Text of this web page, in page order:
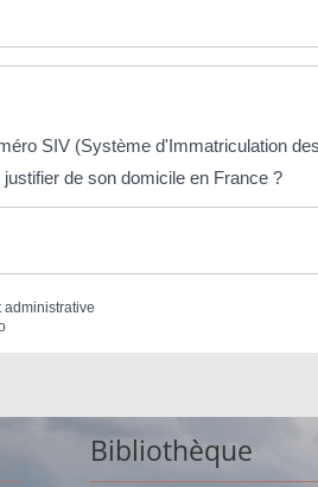
SIV (Système d'Immatriculation
de son domicile en France ?
administrative
Bibliothèque